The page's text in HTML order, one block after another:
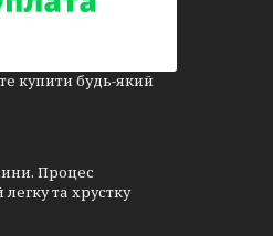
купити будь-який
Процес
та хрустку